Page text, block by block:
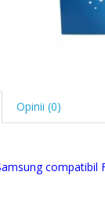
Opinii (0)
compatibil